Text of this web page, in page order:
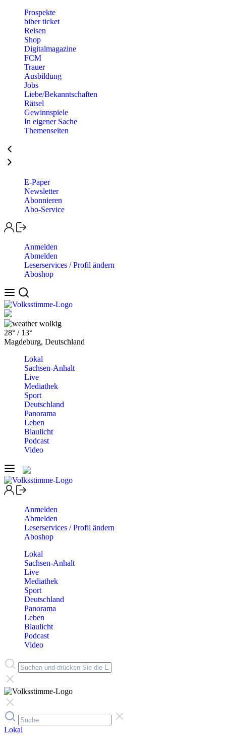
Prospekte
biber ticket
Reisen
Shop
Digitalmagazine
FCM
Trauer
Ausbildung
Jobs
Liebe/Bekanntschaften
Rätsel
Gewinnspiele
In eigener Sache
Themenseiten
E-Paper
Newsletter
Abonnieren
Abo-Service
Anmelden
Abmelden
Leserservices / Profil ändern
Aboshop
wolkig
28° / 13°
Magdeburg, Deutschland
Lokal
Sachsen-Anhalt
Live
Mediathek
Sport
Deutschland
Panorama
Leben
Blaulicht
Podcast
Video
Anmelden
Abmelden
Leserservices / Profil ändern
Aboshop
Lokal
Sachsen-Anhalt
Live
Mediathek
Sport
Deutschland
Panorama
Leben
Blaulicht
Podcast
Video
Lokal